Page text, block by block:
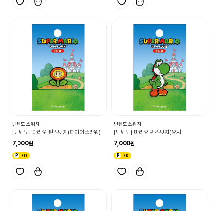
닌텐도 스위치
[닌텐도] 마리오 핀즈뱃지(파이어플라워)
7,000
70
닌텐도 스위치
[닌텐도] 마리오 핀즈뱃지(요시)
7,000
70